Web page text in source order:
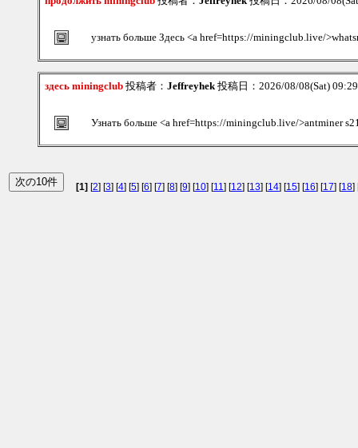
узнать больше Здесь <a href=https://miningclub.live/
здесь miningclub 投稿者： Jeffreyhek投稿日：2026/08/08(Sat)
Узнать больше <a href=https://miningclub.live/>antminer
[1] [2] [3] [4] [5] [6] [7] [8] [9] [10] [11] [12] [13] [14] [15] [16] [17] [18]